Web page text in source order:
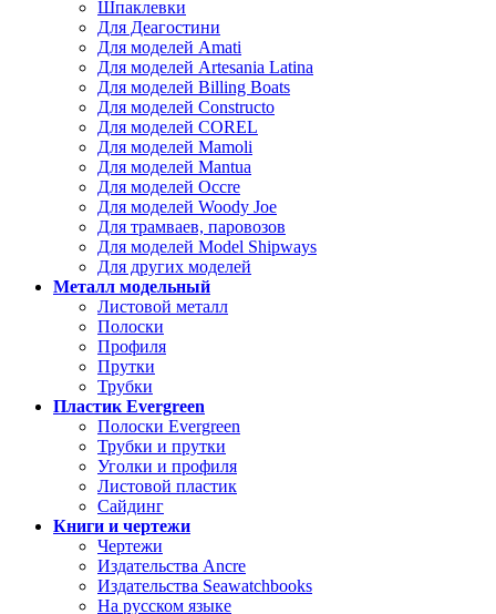
Шпаклевки
Для Деагостини
Для моделей Amati
Для моделей Artesania Latina
Для моделей Billing Boats
Для моделей Constructo
Для моделей COREL
Для моделей Mamoli
Для моделей Mantua
Для моделей Occre
Для моделей Woody Joe
Для трамваев, паровозов
Для моделей Model Shipways
Для других моделей
Металл модельный
Листовой металл
Полоски
Профиля
Прутки
Трубки
Пластик Evergreen
Полоски Evergreen
Трубки и прутки
Уголки и профиля
Листовой пластик
Сайдинг
Книги и чертежи
Чертежи
Издательства Ancre
Издательства Seawatchbooks
На русском языке